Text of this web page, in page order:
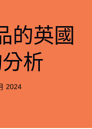
的英國
析
2024